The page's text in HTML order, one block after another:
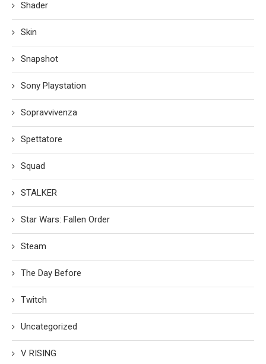
Shader
Skin
Snapshot
Sony Playstation
Sopravvivenza
Spettatore
Squad
STALKER
Star Wars: Fallen Order
Steam
The Day Before
Twitch
Uncategorized
V RISING